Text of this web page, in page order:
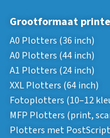
Grootformaat
A0 Plotters (36 inch)
A0 Plotters (44 inch)
A1 Plotters (24 inch)
XXL Plotters (64 inch)
Fotoplotters (10–12
MFP Plotters (print,
Plotters met PostScript